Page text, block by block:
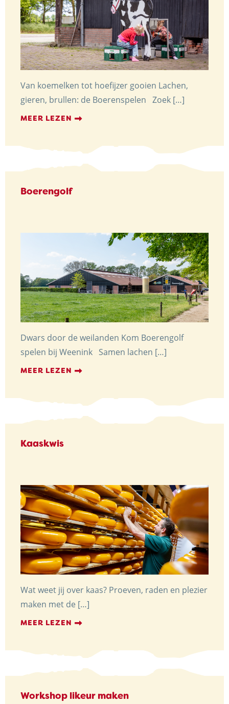
Van koemelken tot hoefijzer gooien Lachen,
gieren, brullen: de Boerenspelen Zoek […]
MEER LEZEN
Boerengolf
Dwars door de weilanden Kom Boerengolf
spelen bij Weenink Samen lachen […]
MEER LEZEN
Kaaskwis
Wat weet jij over kaas? Proeven, raden en plezier
maken met de […]
MEER LEZEN
Workshop likeur maken